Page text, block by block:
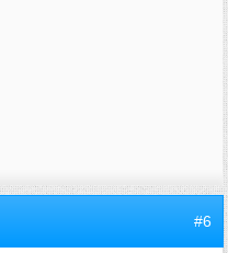
#6